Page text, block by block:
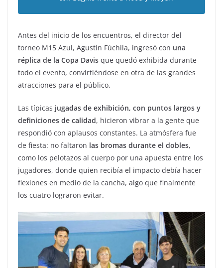
Antes del inicio de los encuentros, el director del
torneo M15 Azul, Agustín Fúchila, ingresó con una
réplica de la Copa Davis que quedó exhibida durante
todo el evento, convirtiéndose en otra de las grandes
atracciones para el público.
Las típicas jugadas de exhibición, con puntos largos y
definiciones de calidad, hicieron vibrar a la gente que
respondió con aplausos constantes. La atmósfera fue
de fiesta: no faltaron las bromas durante el dobles,
como los pelotazos al cuerpo por una apuesta entre los
jugadores, donde quien recibía el impacto debía hacer
flexiones en medio de la cancha, algo que finalmente
los cuatro lograron evitar.